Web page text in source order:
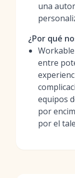
una
¿Por qué
entre
equipos
por
por el